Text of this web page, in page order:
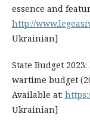
essence and
http://
Ukrainian]
State Budget
wartime budget
Available at:
Ukrainian]